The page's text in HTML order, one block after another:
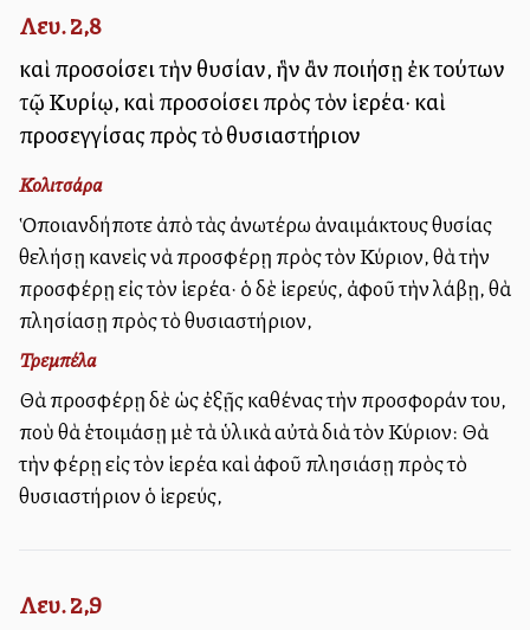
Λευ. 2,8
καὶ προσοίσει τὴν θυσίαν, ἣν ἂν ποιήσῃ ἐκ τούτων
τῷ Κυρίῳ, καὶ προσοίσει πρὸς τὸν ἱερέα· καὶ
προσεγγίσας πρὸς τὸ θυσιαστήριον
Κολιτσάρα
Ὁποιανδήποτε ἀπὸ τὰς ἀνωτέρω ἀναιμάκτους θυσίας
θελήσῃ κανεὶς νὰ προσφέρῃ πρὸς τὸν Κύριον, θὰ τὴν
προσφέρῃ εἰς τὸν ἱερέα· ὁ δὲ ἱερεύς, ἀφοῦ τὴν λάβῃ, θὰ
πλησίασῃ πρὸς τὸ θυσιαστήριον,
Τρεμπέλα
Θὰ προσφέρῃ δὲ ὡς ἐξῇς καθένας τὴν προσφοράν του,
ποὺ θὰ ἑτοιμάσῃ μὲ τὰ ὑλικὰ αὐτὰ διὰ τὸν Κύριον: Θὰ
τὴν φέρῃ εἰς τὸν ἱερέα καὶ ἀφοῦ πλησιάσῃ πρὸς τὸ
θυσιαστήριον ὁ ἱερεύς,
Λευ. 2,9